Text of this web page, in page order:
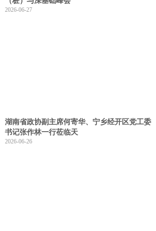
2026-06-27
湖南省政协副主席何寄华、宁乡经开区党工委
书记张作林一行莅临天
2026-06-26